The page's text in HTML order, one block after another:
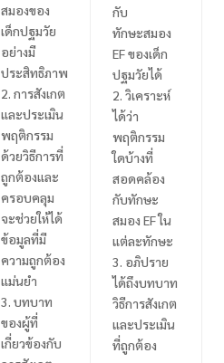
สมองของ
เด็กปฐมวัย
อย่างมี
ประสิทธิภาพ
2. การสังเกต
และประเมิน
พฤติกรรม
ด้วยวิธีการที่
ถูกต้องและ
ครอบคลุม
จะช่วยให้ได้
ข้อมูลที่มี
ความถูกต้อง
แม่นยำ
3. บทบาท
ของผู้ที่
เกี่ยวข้องกับ
กับ
ทักษะสมอง
EFของเด็ก
ปฐมวัยได้
2. วิเคราะห์
ได้ว่า
พฤติกรรม
ใดบ้างที่
สอดคล้อง
กับทักษะ
สมอง EFใน
แต่ละทักษะ
3. อภิปราย
ได้ถึงบทบาท
วิธีการสังเกต
และประเมิน
ที่ถูกต้อง